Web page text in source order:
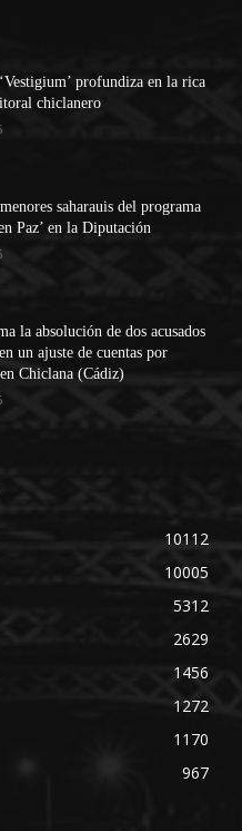
profundiza en la rica
chiclanero
saharauis del programa
Paz’ en la Diputación
la absolución de dos acusados
un ajuste de cuentas por
Chiclana (Cádiz)
10112
10005
5312
2629
1456
1272
1170
967